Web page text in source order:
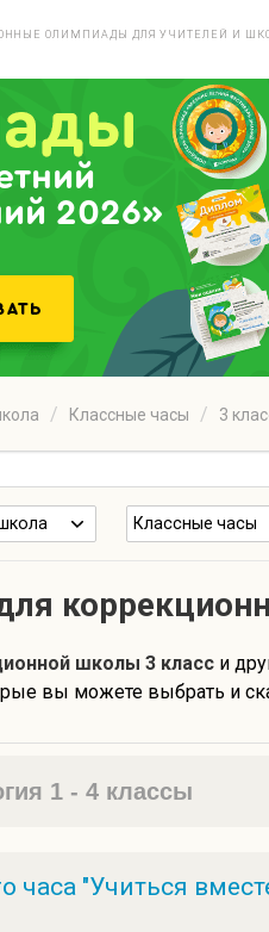
ОЛИМПИАДЫ ДЛЯ УЧИТЕЛЕЙ И
2026»
Классные часы 3
Классные часы
школы 3 класс и
вы можете выбрать и
1 - 4 классы
часа "Учиться